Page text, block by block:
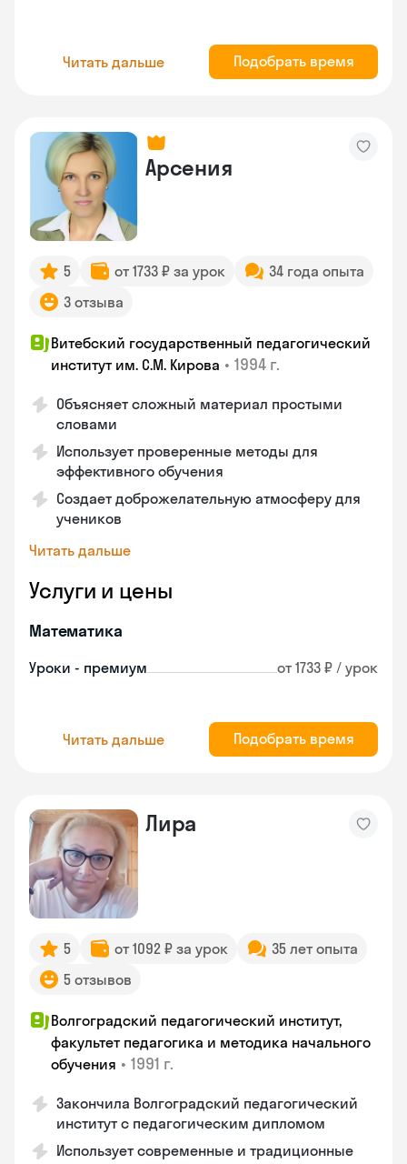
Читать дальше Подобрать время
Арсения
5 от 1733 ₽ за урок
34 года опыта
3 отзыва
Витебский государственный педагогический
институт им. С.М. Кирова • 1994 г.
Объясняет сложный материал простыми
словами
Использует проверенные методы для
эффективного обучения
Создает доброжелательную атмосферу для
учеников
Читать дальше
Услуги и цены
Математика
Уроки - премиум от 1733 ₽ / урок
Читать дальше Подобрать время
Лира
5 от 1092 ₽ за урок
35 лет опыта
5 отзывов
Волгоградский педагогический институт,
факультет педагогика и методика начального
обучения • 1991 г.
Закончила Волгоградский педагогический
институт с педагогическим дипломом
Использует современные и традиционные